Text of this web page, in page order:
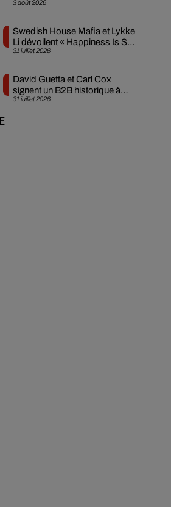
3 août 2026
créée en...
31 juillet 2026
Swedish House Mafia et Lykke
Li dévoilent « Happiness Is So
Sad »
31 juillet 2026
David Guetta et Carl Cox
signent un B2B historique à
Ibiza